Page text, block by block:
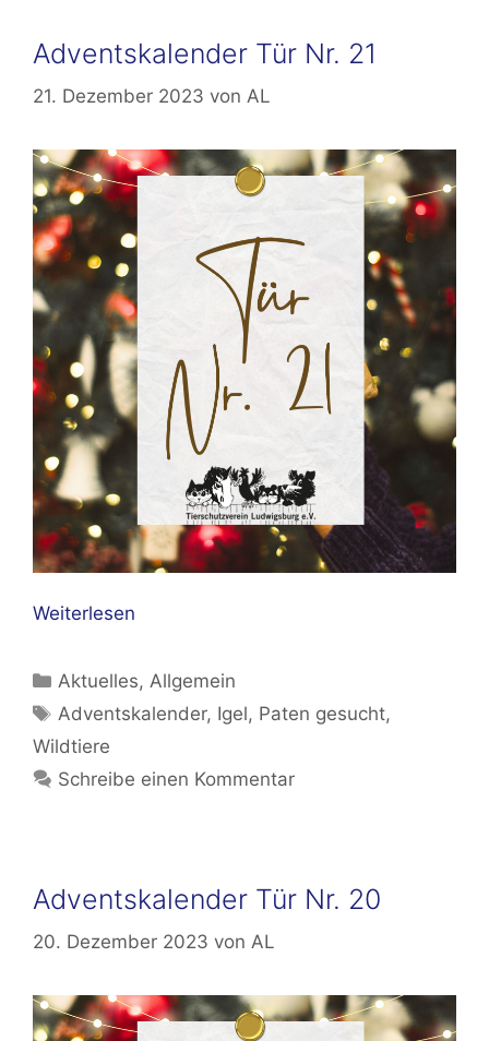
Adventskalender Tür Nr. 21
21. Dezember 2023 von AL
Weiterlesen
Kategorien
Aktuelles,Allgemein
Schlagwörter
Adventskalender, Igel, Paten gesucht,
Wildtiere
Schreibe einen Kommentar
Adventskalender Tür Nr. 20
20. Dezember 2023 von AL